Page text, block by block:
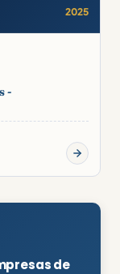
2025
-
de